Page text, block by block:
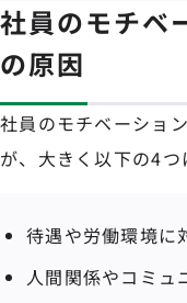
社員のモチベ
の原因
社員のモチベーショ
が、大きく以下の4つ
待遇や労働環境に
人間関係やコミュ